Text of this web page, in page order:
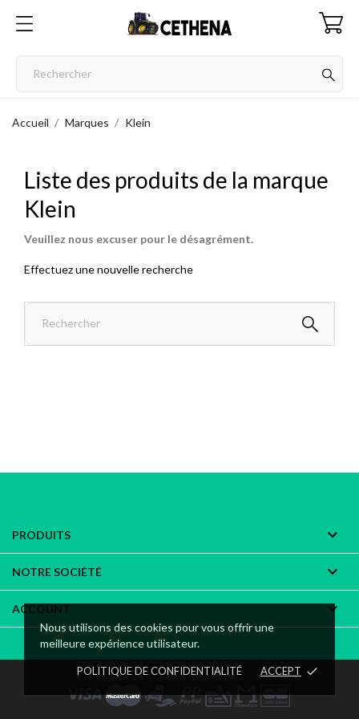
Nous utilisons des cookies pour vous offrir une
meilleure expérience utilisateur.
POLITIQUE DE CONFIDENTIALITÉ ACCEPT done
Accueil Marques Klein
Liste des produits de la marque
Klein
Veuillez nous excuser pour le désagrément.
Effectuez une nouvelle recherche
PRODUITS 
NOTRE SOCIÉTÉ 
ACCOUNT 